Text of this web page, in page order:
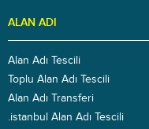
ALAN ADI
Alan Adı Tescili
Toplu Alan Adı Tescili
Alan Adı Transferi
.istanbul Alan Adı Tescili